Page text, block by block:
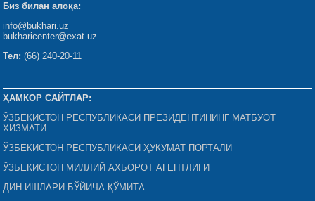
Биз билан алоқа:
info@bukhari.uz
bukharicenter@exat.uz
Тел: (66) 240-20-11
ҲАМКОР САЙТЛАР:
ЎЗБЕКИСТОН РЕСПУБЛИКАСИ ПРЕЗИДЕНТИНИНГ МАТБУОТ
ХИЗМАТИ
ЎЗБЕКИСТОН РЕСПУБЛИКАСИ ҲУКУМАТ ПОРТАЛИ
ЎЗБЕКИСТОН МИЛЛИЙ АХБОРОТ АГЕНТЛИГИ
ДИН ИШЛАРИ БЎЙИЧА ҚЎМИТА